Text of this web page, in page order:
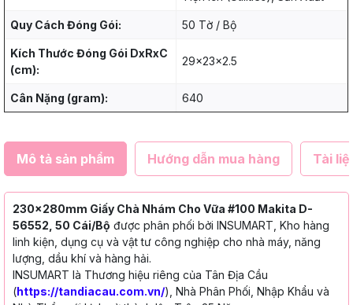
Quy Cách Đóng Gói: 50 Tờ / Bộ
Kích Thước Đóng Gói DxRxC
(cm):
29x23x2.5
Cân Nặng (gram): 640
Mô tả sản phẩm Hướng dẫn mua hàng Tài
230x280mm Giấy Chà Nhám Cho Vữa #100 Makita D-
56552, 50 Cái/Bộ được phân phối bởi INSUMART, Kho hàng
linh kiện, dụng cụ và vật tư công nghiệp cho nhà máy, năng
lượng, dầu khí và hàng hải.
INSUMART là Thương hiệu riêng của Tân Địa Cầu
(https://tandiacau.com.vn/), Nhà Phân Phối, Nhập Khẩu và